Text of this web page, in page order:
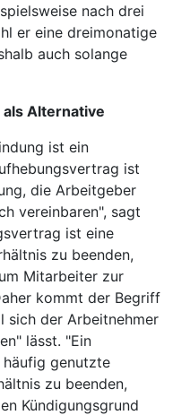
nach drei
er eine dreimonatige
auch solange
Alternative
ist ein
ist
die Arbeitgeber
vereinbaren", sagt
ist eine
zu beenden,
Mitarbeiter zur
kommt der Begriff
sich der Arbeitnehmer
lässt. "Ein
genutzte
zu beenden,
Kündigungsgrund